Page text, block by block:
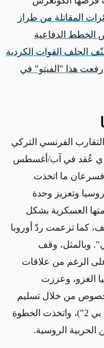
المقاتلة من طراز
الخطط الدفاعية
الحلف القوات الكردية
رفعت هذا "الفيتو" في
التقارب الفرنسي التركي
الذي عُقد في آب/أغسطس
فسرعان ما اتخذت
وتعزيز وحدة
العسكرية بشكل
كما تزعمت ردّ أوروبا
وبالمثل، وقف
الرغم من علاقات
الغزو، وعززت
من خلال تسليم
2")
، واتخذت الخطوة
الحربية الروسية.